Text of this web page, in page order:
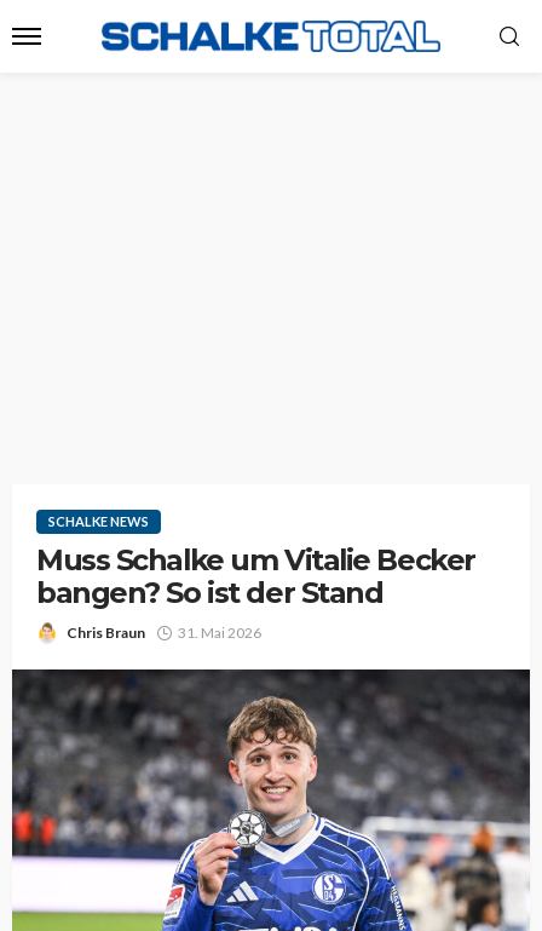
SCHALKE NEWS
Muss Schalke um Vitalie Becker
bangen? So ist der Stand
Chris Braun 31. Mai 2026